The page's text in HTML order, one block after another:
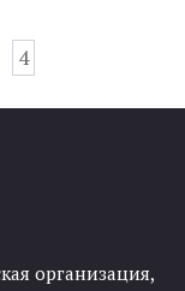
4
организация,